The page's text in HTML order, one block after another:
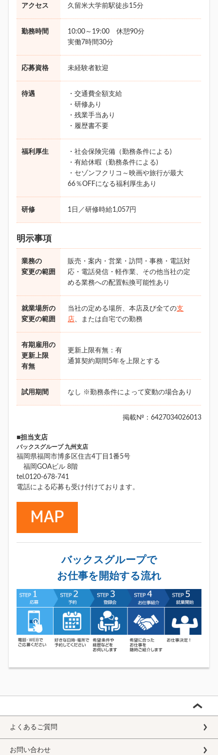
アクセス 久留米大学前駅徒歩15分
勤務時間
10:00～19:00 休憩90分
実働7時間30分
応募資格 未経験者歓迎
待遇
・交通費全額支給
・研修あり
・残業手当あり
・履歴書不要
福利厚生
・社会保険完備（勤務条件による)
・有給休暇（勤務条件による)
・セゾンフクリコ～映画や旅行が最大
66％OFFになる福利厚生あり
研修 1日／研修時給1,057円
明示事項
業務の
変更の範囲
販売・案内・営業・訪問・事務・電話対
応・電話発信・軽作業、その他当社の定
める業務への配置転換可能性あり
就業場所の
変更の範囲
当社の定める場所、本店及び全ての支
店、または自宅での勤務
有期雇用の
更新上限
有無
更新上限有無：有
通算契約期間5年を上限とする
試用期間 なし ※勤務条件によって変動の場合あり
掲載№：6427034026013
■担当支店
バックスグループ 九州支店
福岡県福岡市博多区住吉4丁目1番5号
福岡GOAビル 8階
tel.0120-678-741
電話による応募も受け付けております。
バックスグループで
お仕事を開始する流れ
よくあるご質問
お問い合わせ